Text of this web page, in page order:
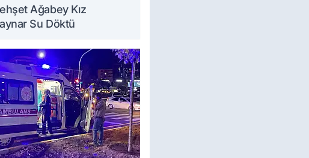
Ağabey Kız
Su Döktü